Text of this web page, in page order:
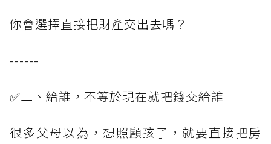
你會選擇直接把財產交出去嗎？
------
✅二、給誰，不等於現在就把錢交給誰
很多父母以為，想照顧孩子，就要直接把房